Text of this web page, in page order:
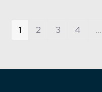
Page
1 Page
2 Page
3 Page
4 …